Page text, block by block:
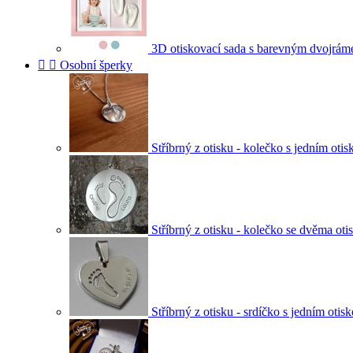
3D otiskovací sada s barevným
  Osobní šperky
Stříbrný z otisku - kolečko s jedním
Stříbrný z otisku - kolečko se dvěma
Stříbrný z otisku - srdíčko s jedním